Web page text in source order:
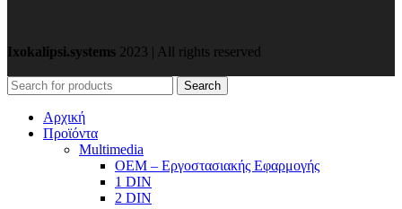
Ixokalipsi.systems 2023 | All rights reserved
Search
Αρχική
Προϊόντα
Μultimedia
OEM – Εργοστασιακής Εφαρμογής
1 DIN
2 DIN